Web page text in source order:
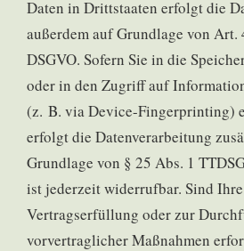
Daten in Drittstaaten erfolgt die
außerdem auf Grundlage von Art.
DSGVO. Sofern Sie in die
oder in den Zugriff auf
(z. B. via Device-Fingerprinting)
erfolgt die Datenverarbeitung
Grundlage von § 25 Abs. 1
ist jederzeit widerrufbar. Sind
Vertragserfüllung oder zur
vorvertraglicher Maßnahmen